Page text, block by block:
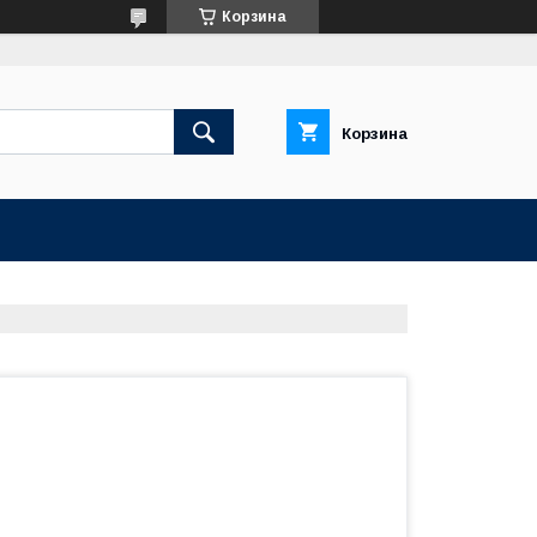
Корзина
Корзина